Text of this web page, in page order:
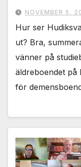
NOVEMBER 5,
Hur ser
ut? Bra,
vänner på
äldreboendet
för